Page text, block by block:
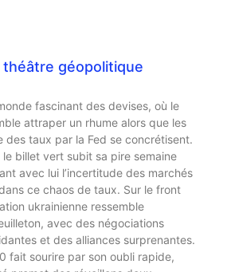
géopolitique
fascinant des devises, où le
attraper un rhume alors que les
des taux par la Fed se concrétisent.
billet vert subit sa pire semaine
avec lui l’incertitude des marchés
ce chaos de taux. Sur le front
ukrainienne ressemble
avec des négociations
et des alliances surprenantes.
fait sourire par son oubli rapide,